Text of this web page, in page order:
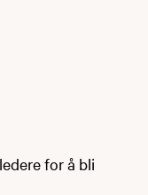
for å bli